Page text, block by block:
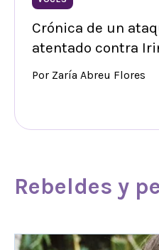
Crónica de un
atentado contra
Por Zaría Abreu Flores
Rebeldes y